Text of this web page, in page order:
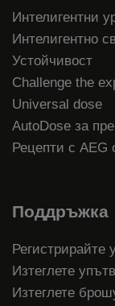
Интелигентни
Интелигентно
Устойчивост
Challenge the
Universal dose
AutoDose за
Рецепти с AEG
Поддръжка
Регистрирайте
Изтеглете
Изтеглете